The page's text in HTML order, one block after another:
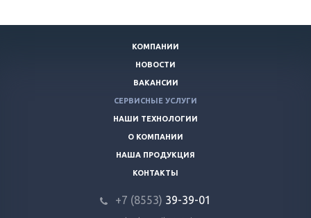
КОМПАНИИ
НОВОСТИ
ВАКАНСИИ
СЕРВИСНЫЕ УСЛУГИ
НАШИ ТЕХНОЛОГИИ
О КОМПАНИИ
НАША ПРОДУКЦИЯ
КОНТАКТЫ
+7 (8553) 39-39-01